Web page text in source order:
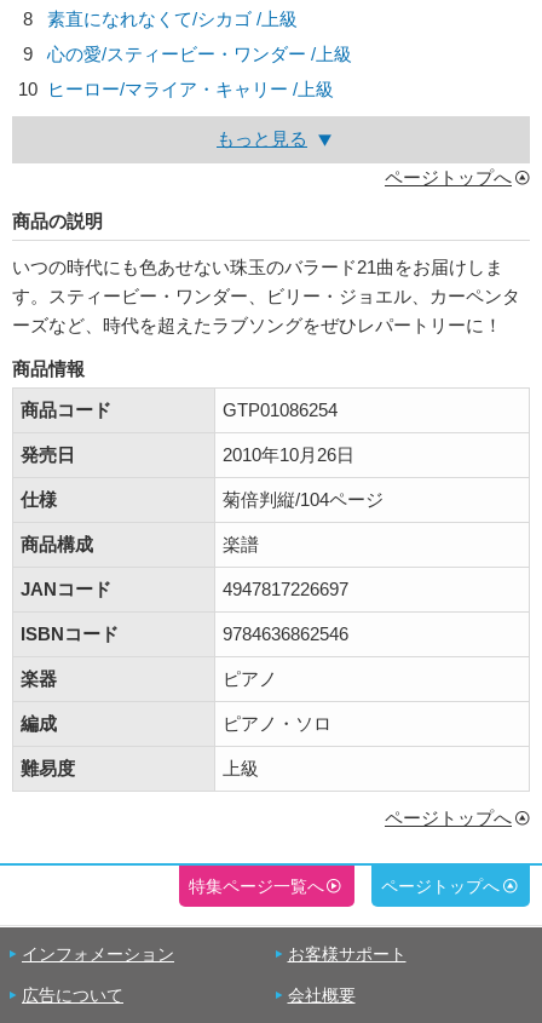
8
素直になれなくて/シカゴ /上級
9
心の愛/スティービー・ワンダー /上級
10
ヒーロー/マライア・キャリー /上級
もっと見る
ページトップへ
商品の説明
いつの時代にも色あせない珠玉のバラード21曲をお届けしま
す。スティービー・ワンダー、ビリー・ジョエル、カーペンタ
ーズなど、時代を超えたラブソングをぜひレパートリーに！
商品情報
商品コード
GTP01086254
発売日 2010年10月26日
仕様 菊倍判縦/104ページ
商品構成 楽譜
JANコード 4947817226697
ISBNコード 9784636862546
楽器 ピアノ
編成 ピアノ・ソロ
難易度 上級
ページトップへ
特集ページ一覧へ ページトップへ
インフォメーション お客様サポート
広告について 会社概要